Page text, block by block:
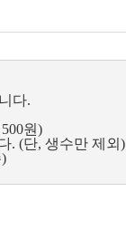
다.
원)
. (단, 생수만 제외)